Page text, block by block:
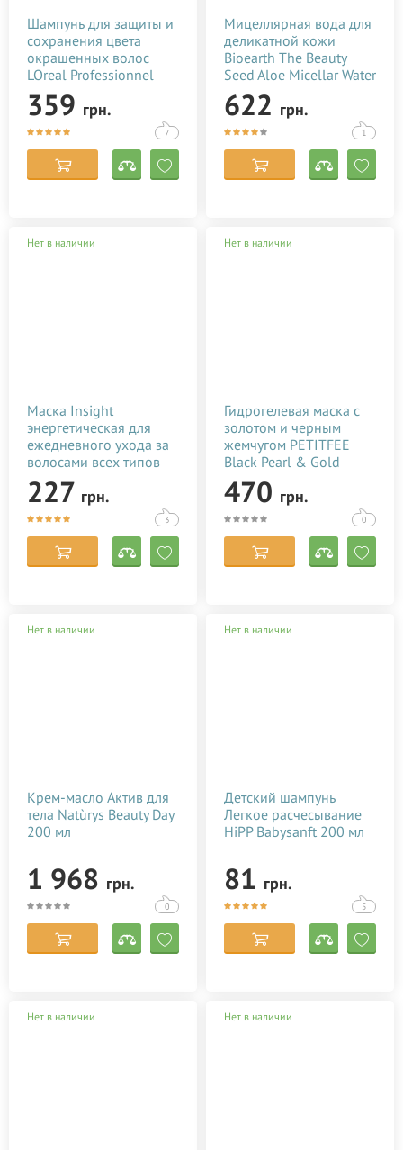
Шампунь для защиты и
сохранения цвета
окрашенных волос
LOreal Professionnel
Vitamino Color A-OX
Shampoo 300 мл
359 грн.
7
Мицеллярная вода для
деликатной кожи
Bioearth The Beauty
Seed Aloe Micellar Water
200 мл
622 грн.
1
Нет в наличии
Маска Insight
энергетическая для
ежедневного ухода за
волосами всех типов
500 мл
227 грн.
3
Нет в наличии
Гидрогелевая маска с
золотом и черным
жемчугом PETITFEE
Black Pearl & Gold
Hydrogel Mask Pack 5шт
470 грн.
0
Нет в наличии
Крем-масло Актив для
тела Natùrys Beauty Day
200 мл
1 968 грн.
0
Нет в наличии
Детский шампунь
Легкое расчесывание
HiPP Babysanft 200 мл
81 грн.
5
Нет в наличии Нет в наличии